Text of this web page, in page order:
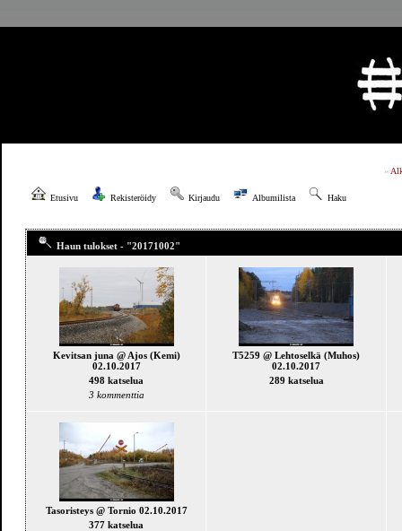
»
Etusivu Rekisteröidy Kirjaudu Albumilista Haku
Haun tulokset - "20171002"
Kevitsan juna @ Ajos (Kemi)
02.10.2017
498 katselua
3 kommenttia
T5259 @ Lehtoselkä (Muhos)
02.10.2017
289 katselua
Tasoristeys @ Tornio 02.10.2017
377 katselua